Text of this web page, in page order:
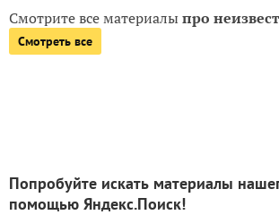
Смотрите все материалыпро
Смотреть все
Попробуйте искать материалы
помощью Яндекс.Поиск!